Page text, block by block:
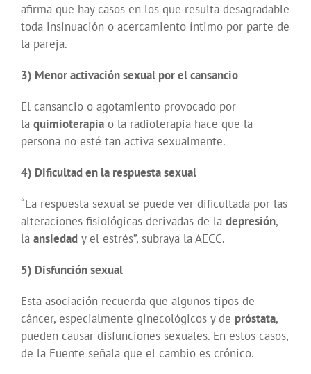
afirma que hay casos en los que resulta desagradable
toda insinuación o acercamiento íntimo por parte de
la pareja.
3) Menor activación sexual por el cansancio
El cansancio o agotamiento provocado por
la quimioterapia o la radioterapia hace que la
persona no esté tan activa sexualmente.
4) Dificultad en la respuesta sexual
“La respuesta sexual se puede ver dificultada por las
alteraciones fisiológicas derivadas de la depresión,
la ansiedad y el estrés”, subraya la AECC.
5) Disfunción sexual
Esta asociación recuerda que algunos tipos de
cáncer, especialmente ginecológicos y de próstata,
pueden causar disfunciones sexuales. En estos casos,
de la Fuente señala que el cambio es crónico.